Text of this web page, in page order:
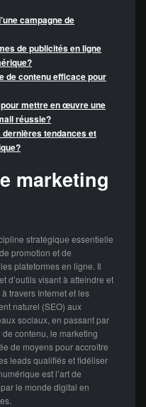
campagne de
de publicités en ligne
de contenu efficace pour
mettre en œuvre une
réussie?
tendances et
marketing
stratégique essentielle
promotion et de
plateformes en ligne. Il
d’outils visant à atteindre et
travers Internet et les
naturel (SEO) aux
sociaux, en passant par
contenu, le marketing
de moyens pour accroître
leads qualifiés et fidéliser
est l’art de
le monde digital en